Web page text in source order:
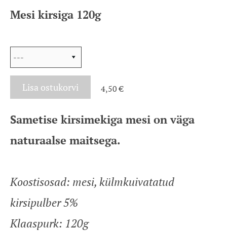
Mesi kirsiga 120g
Lisa ostukorvi 4,50 €
Sametise kirsimekiga mesi on väga
naturaalse maitsega.
Koostisosad: mesi, külmkuivatatud
kirsipulber 5%
Klaaspurk: 120g